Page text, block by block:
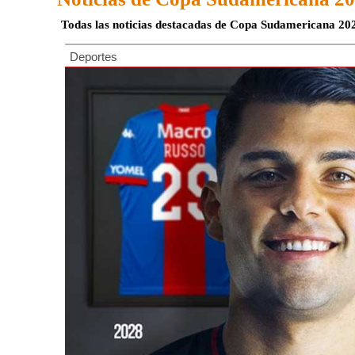
Todas las noticias destacadas de Copa Sudamericana
Deportes